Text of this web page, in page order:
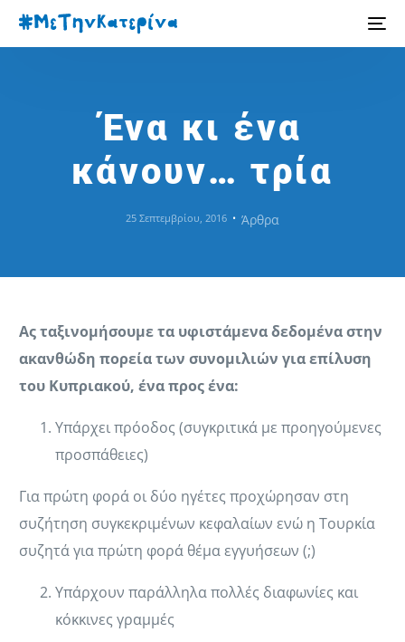
Ένα κι ένα
κάνουν… τρία
25 Σεπτεμβρίου, 2016 Άρθρα
Ας ταξινομήσουμε τα υφιστάμενα δεδομένα στην
ακανθώδη πορεία των συνομιλιών για επίλυση
του Κυπριακού, ένα προς ένα:
Υπάρχει πρόοδος (συγκριτικά με προηγούμενες
προσπάθειες)
Για πρώτη φορά οι δύο ηγέτες προχώρησαν στη
συζήτηση συγκεκριμένων κεφαλαίων ενώ η Τουρκία
συζητά για πρώτη φορά θέμα εγγυήσεων (;)
Υπάρχουν παράλληλα πολλές διαφωνίες και
κόκκινες γραμμές